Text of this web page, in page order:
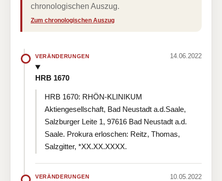
chronologischen Auszug.
Zum chronologischen Auszug
VERÄNDERUNGEN 14.06.2022
HRB 1670
HRB 1670: RHÖN-KLINIKUM
Aktiengesellschaft, Bad Neustadt a.d.Saale,
Salzburger Leite 1, 97616 Bad Neustadt a.d.
Saale. Prokura erloschen: Reitz, Thomas,
Salzgitter, *XX.XX.XXXX.
VERÄNDERUNGEN 10.05.2022